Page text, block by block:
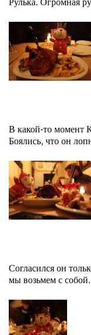
В какой-то момент
Боялись, что он
Согласился он
мы возьмем с собой.